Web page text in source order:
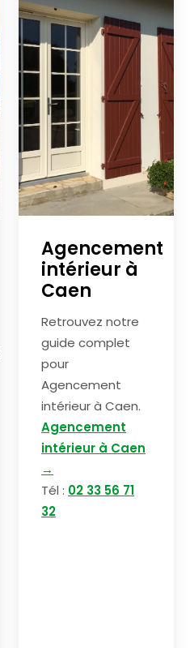
Agencement
intérieur à
Caen
Retrouvez notre
guide complet
pour
Agencement
intérieur à Caen.
Agencement
intérieur à Caen
→
Tél : 02 33 56 71
32